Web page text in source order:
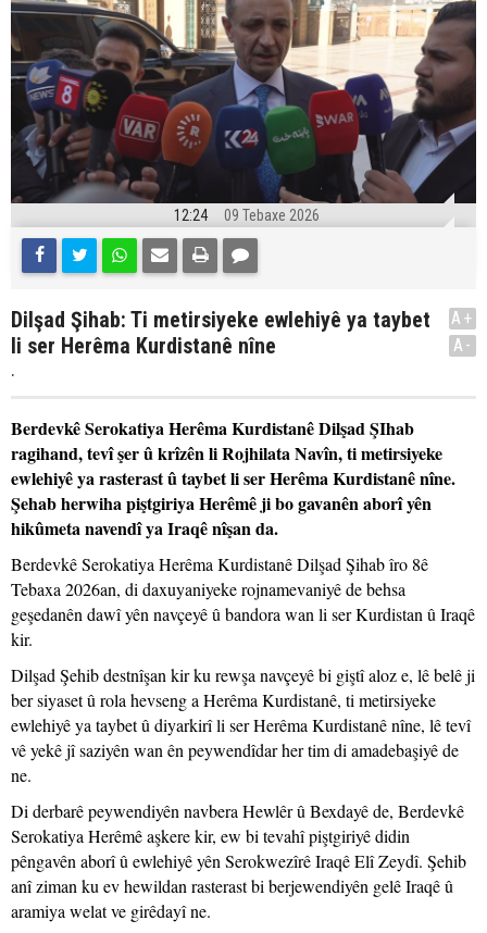
12:24 09 Tebaxe 2026
Dilşad Şihab: Ti metirsiyeke ewlehiyê ya taybet
li ser Herêma Kurdistanê nîne
.
A+
A-
Berdevkê Serokatiya Herêma Kurdistanê Dilşad ŞIhab
ragihand, tevî şer û krîzên li Rojhilata Navîn, ti metirsiyeke
ewlehiyê ya rasterast û taybet li ser Herêma Kurdistanê nîne.
Şehab herwiha piştgiriya Herêmê ji bo gavanên aborî yên
hikûmeta navendî ya Iraqê nîşan da.
Berdevkê Serokatiya Herêma Kurdistanê Dilşad Şihab îro 8ê
Tebaxa 2026an, di daxuyaniyeke rojnamevaniyê de behsa
geşedanên dawî yên navçeyê û bandora wan li ser Kurdistan û Iraqê
kir.
Dilşad Şehib destnîşan kir ku rewşa navçeyê bi giştî aloz e, lê belê ji
ber siyaset û rola hevseng a Herêma Kurdistanê, ti metirsiyeke
ewlehiyê ya taybet û diyarkirî li ser Herêma Kurdistanê nîne, lê tevî
vê yekê jî saziyên wan ên peywendîdar her tim di amadebaşiyê de
ne.
Di derbarê peywendiyên navbera Hewlêr û Bexdayê de, Berdevkê
Serokatiya Herêmê aşkere kir, ew bi tevahî piştgiriyê didin
pêngavên aborî û ewlehiyê yên Serokwezîrê Iraqê Elî Zeydî. Şehib
anî ziman ku ev hewildan rasterast bi berjewendiyên gelê Iraqê û
aramiya welat ve girêdayî ne.